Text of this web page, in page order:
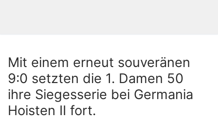
Mit einem erneut souveränen
9:0 setzten die 1. Damen 50
ihre Siegesserie bei Germania
Hoisten II fort.